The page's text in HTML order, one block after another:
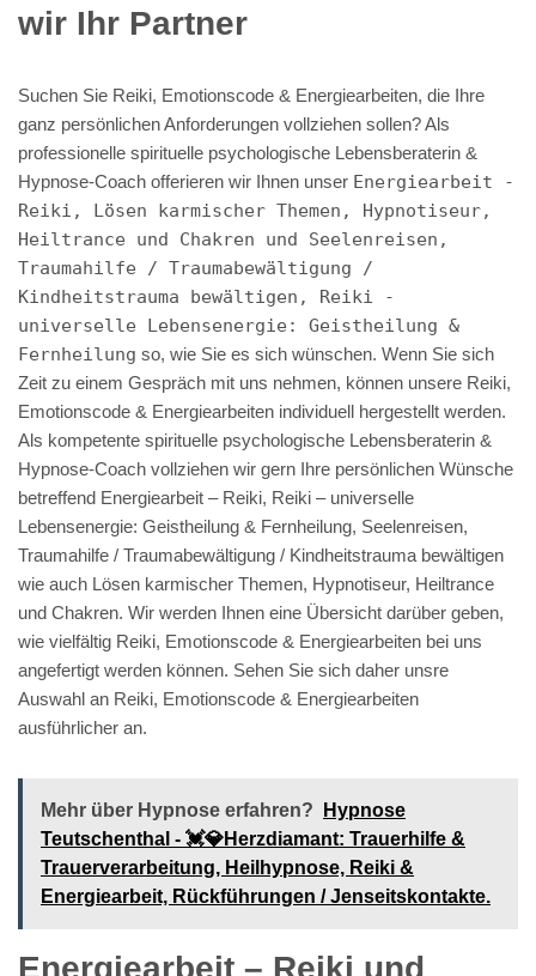
wir Ihr Partner
Suchen Sie Reiki, Emotionscode & Energiearbeiten, die Ihre
ganz persönlichen Anforderungen vollziehen sollen? Als
professionelle spirituelle psychologische Lebensberaterin &
Hypnose-Coach offerieren wir Ihnen unser Energiearbeit -
Reiki, Lösen karmischer Themen, Hypnotiseur,
Heiltrance und Chakren und Seelenreisen,
Traumahilfe / Traumabewältigung /
Kindheitstrauma bewältigen, Reiki -
universelle Lebensenergie: Geistheilung &
Fernheilung so, wie Sie es sich wünschen. Wenn Sie sich
Zeit zu einem Gespräch mit uns nehmen, können unsere Reiki,
Emotionscode & Energiearbeiten individuell hergestellt werden.
Als kompetente spirituelle psychologische Lebensberaterin &
Hypnose-Coach vollziehen wir gern Ihre persönlichen Wünsche
betreffend Energiearbeit – Reiki, Reiki – universelle
Lebensenergie: Geistheilung & Fernheilung, Seelenreisen,
Traumahilfe / Traumabewältigung / Kindheitstrauma bewältigen
wie auch Lösen karmischer Themen, Hypnotiseur, Heiltrance
und Chakren. Wir werden Ihnen eine Übersicht darüber geben,
wie vielfältig Reiki, Emotionscode & Energiearbeiten bei uns
angefertigt werden können. Sehen Sie sich daher unsre
Auswahl an Reiki, Emotionscode & Energiearbeiten
ausführlicher an.
Mehr über Hypnose erfahren?
Hypnose
Teutschenthal - 💓️💎Herzdiamant: Trauerhilfe &
Trauerverarbeitung, Heilhypnose, Reiki &
Energiearbeit, Rückführungen / Jenseitskontakte.
Energiearbeit – Reiki und